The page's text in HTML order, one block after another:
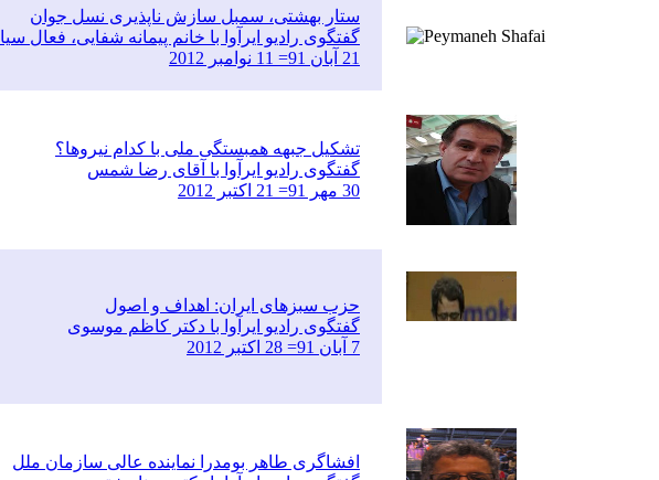
ستار بهشتی، سمبل سازش ناپذیری نسل جوان
گفتگوی رادیو ایرآوا با خانم پیمانه شفایی،
21 آبان 91= 11 نوامبر 2012
تشکیل جبهه همبستگی ملی با کدام نیروها؟
گفتگوی رادیو ایرآوا با آقای رضا شمس
30 مهر 91= 21 اکتبر 2012
حزب سبزهای ایران: اهداف و اصول
گفتگوی رادیو ایرآوا با دکتر کاظم موسوی
7 آبان 91= 28 اکتبر 2012
افشاگری طاهر بومدرا نماینده عالی سازمان ملل